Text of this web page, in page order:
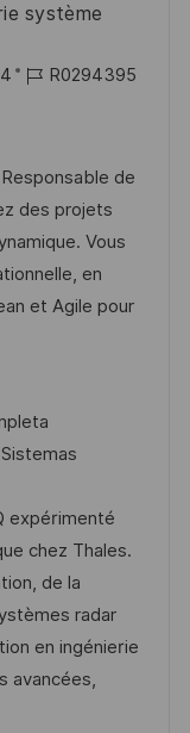
système
I
e
e
m
p
R0294395
de
des projets
Vous
en
et Agile pour
Sistemas
expérimenté
chez Thales.
de la
radar
en ingénierie
avancées,